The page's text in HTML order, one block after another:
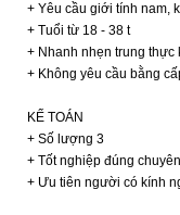
+ Yêu cầu giới tính nam,
+ Tuổi từ 18 - 38 t
+ Nhanh nhẹn trung thực
+ Không yêu cầu bằng
KẾ TOÁN
+ Số lượng 3
+ Tốt nghiệp đúng
+ Ưu tiên người có kính